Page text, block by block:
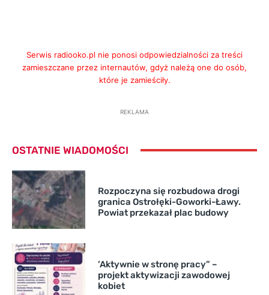
Serwis radiooko.pl nie ponosi odpowiedzialności za treści
zamieszczane przez internautów, gdyż należą one do osób,
które je zamieściły.
REKLAMA
OSTATNIE WIADOMOŚCI
Rozpoczyna się rozbudowa drogi
granica Ostrołęki-Goworki-Ławy.
Powiat przekazał plac budowy
’Aktywnie w stronę pracy” –
projekt aktywizacji zawodowej
kobiet